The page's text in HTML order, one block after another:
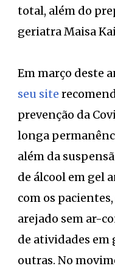
total, além do
geriatra Maisa
Em março deste
seu site
prevenção da
longa
além da
de álcool em gel
com os
arejado sem ar-
de atividades em
outras. No